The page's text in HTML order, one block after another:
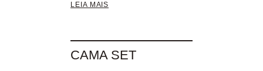
LEIA MAIS
CAMA SET